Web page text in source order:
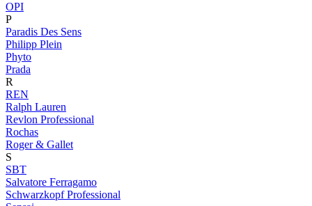
OPI
P
Paradis Des Sens
Philipp Plein
Phyto
Prada
R
REN
Ralph Lauren
Revlon Professional
Rochas
Roger & Gallet
S
SBT
Salvatore Ferragamo
Schwarzkopf Professional